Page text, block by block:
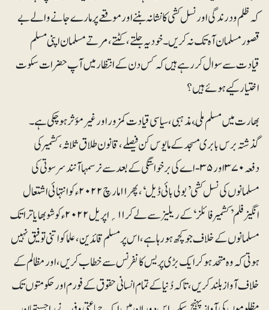
کہ ظلم و درندگی اور نسل کشی کا نشانہ بننے اور موقعے پر مارے جانے والے بے
قصور مسلمان آہ تک نہ کریں ۔ خود یہ جلتے، کٹتے، مرتے مسلمان اپنی مسلم
قیادت سے سوال کر رہے ہیں کہ کس دن کے انتظارمیں آپ حضرات سکوت
اختیار کیے ہوئے ہیں؟
بھارت میں مسلم ملّی، مذہبی، سیاسی قیادت کمزور اور غیر مؤثر ہوچکی ہے۔
گذشتہ برس بابری مسجد کے مایوس کن فیصلے، قانون طلاق ثلاثہ، کشمیر کی
دفعہ ۳۷۰ اور ۳۵-اےکی برخواستگی کے بعد سے نرسمہا آنند سرسوتی کی
مسلمانوں کی نسل کشی ’ بولی بائی ڈیل ‘، پھر ۱۱ مارچ ۲۰۲۲ء کو انتہائی اشتعال
انگیز فلم ’کشمیر فائلز‘ کے ریلیز سے لے کر ۱۱؍اپریل ۲۰۲۲ء کو شوبھایاترا تک
مسلمانوں کے خلاف جو کچھ ہورہا ہے، اس پر مسلم قائدین، علما کو اتنی توفیق نہیں
ہوتی کہ وہ متحدہوکر ایک بڑی پریس کانفرنس سے خطاب کریں، اور مظالم کے
خلاف آواز بلند کریں، تاکہ دُنیا کے تمام انسانی حقوق کے فورم اورحکومتوں تک